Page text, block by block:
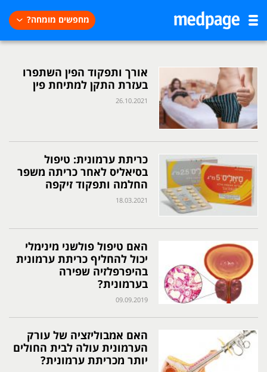
מחפשים מומחה?
אורך ותפקוד הפין השתפרו
בעזרת התקן למתיחת פין
26.10.2021
כריתת ערמונית: טיפול
בסיאליס לאחר כריתה משפר
החלמה ותפקוד זיקפה
18.03.2021
האם טיפול פולשני מינימלי
יכול להחליף כריתת ערמונית
בהיפרפלזיה שפירה
בערמונית?
09.09.2019
האם אמבוליזציה של עורק
הערמונית עולה לבית החולים
יותר מכריתת ערמונית?